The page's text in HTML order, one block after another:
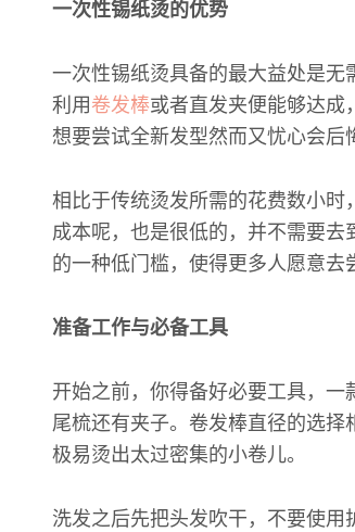
一次性锡纸烫的优势
一次性锡纸烫具备的最大益处是
利用 卷发棒或者直发夹便能够达成
想要尝试全新发型然而又忧心会后
相比于传统烫发所需的花费数小
成本呢，也是很低的，并不需要
的一种低门槛，使得更多人愿意去
准备工作与必备工具
开始之前，你得备好必要工具，
尾梳还有夹子。卷发棒直径的选择
极易烫出太过密集的小卷儿。
洗发之后先把头发吹干，不要使